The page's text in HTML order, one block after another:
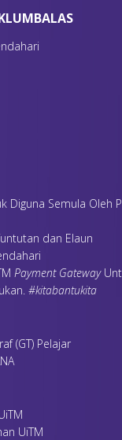
Diguna Semula Oleh
dan Elaun
Payment Gateway
. #kitabantukita
(GT) Pelajar
UiTM